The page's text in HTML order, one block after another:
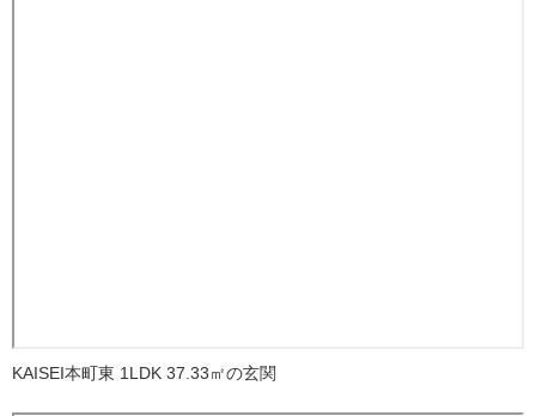
KAISEI本町東 1LDK 37.33㎡の玄関